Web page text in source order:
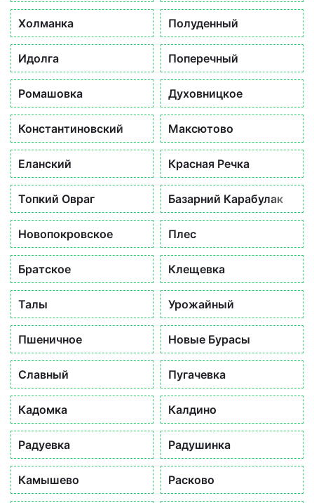
Холманка Полуденный
Идолга Поперечный
Ромашовка Духовницкое
Константиновский Максютово
Еланский Красная Речка
Топкий Овраг Базарний Карабулак
Новопокровское Плес
Братское Клещевка
Талы Урожайный
Пшеничное Новые Бурасы
Славный Пугачевка
Кадомка Калдино
Радуевка Радушинка
Камышево Расково